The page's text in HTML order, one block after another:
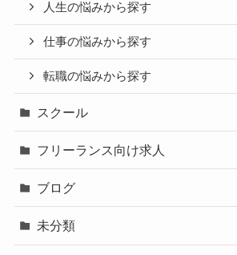
人生の悩みから探す
仕事の悩みから探す
転職の悩みから探す
スクール
フリーランス向け求人
ブログ
未分類